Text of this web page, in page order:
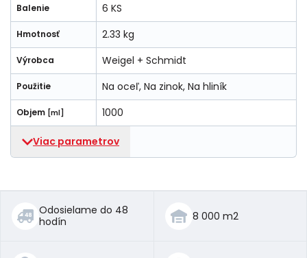
Balenie 6 KS
Hmotnosť 2.33 kg
Výrobca Weigel + Schmidt
Použitie Na oceľ, Na zinok, Na hliník
Objem [ml] 1000
Viac parametrov
Odosielame do 48
hodín
8 000 m2